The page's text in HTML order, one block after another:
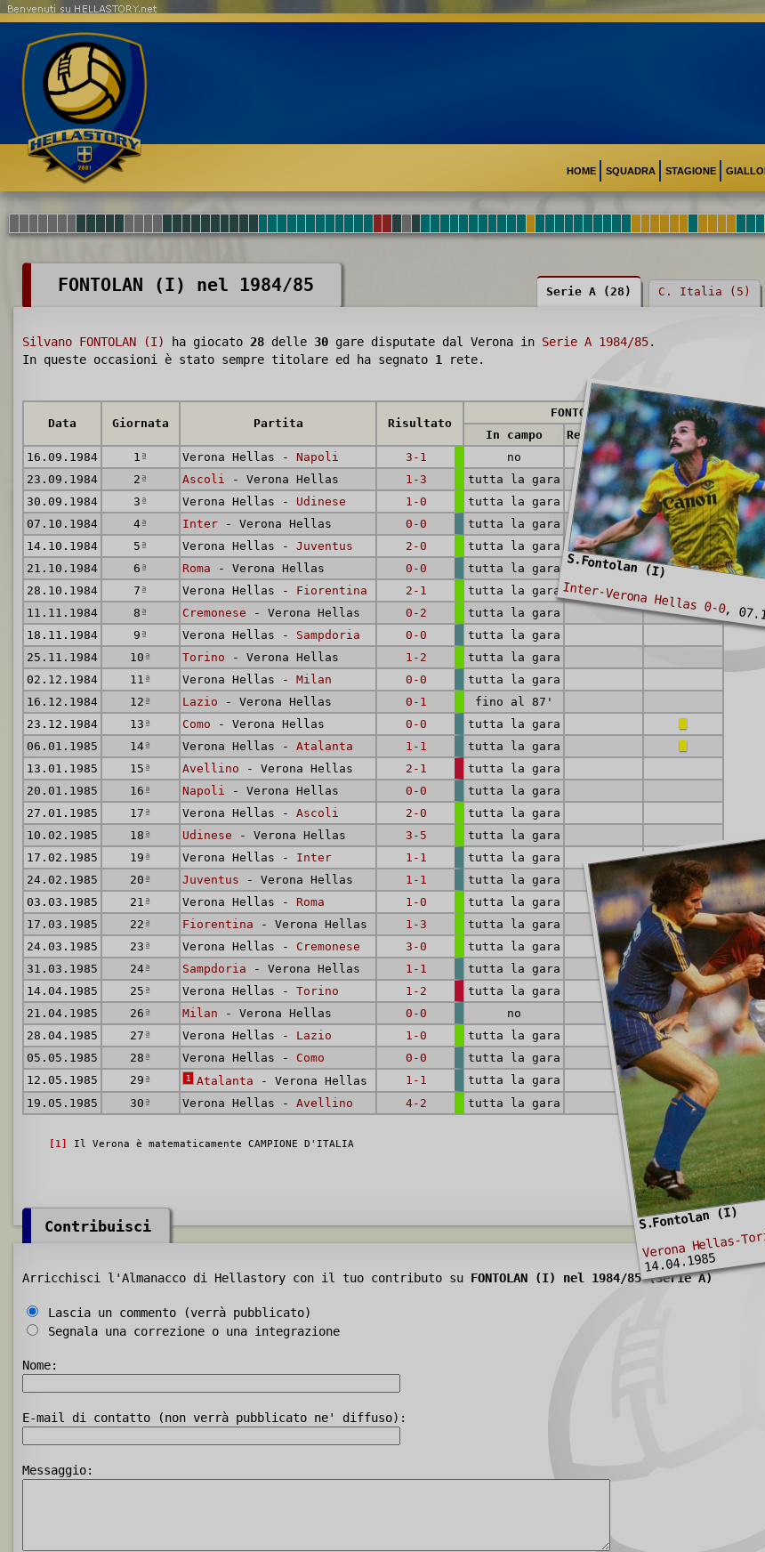
HOME SQUADRA STAGIONE
Benvenuti su HELLASTORY.net
FONTOLAN (I) nel 1984/85 Serie A (28) C. Italia (5)
S.Fontolan (I)
Inter-Verona Hellas 0-0,
S.Fontolan (I)
Verona Hellas-
14.04.1985
Silvano FONTOLAN (I) ha giocato 28 delle 30 gare disputate dal Verona in Serie A 1984/85.
In queste occasioni è stato sempre titolare ed ha segnato 1 rete.
Data Giornata Partita Risultato
FONTOLAN (I)
In campo
Reti (rig.)
Cartellini
16.09.1984
1 ª Verona Hellas - Napoli 3-1
no
23.09.1984
2 ª Ascoli - Verona Hellas 1-3
tutta la gara
30.09.1984
3 ª Verona Hellas - Udinese 1-0
tutta la gara
07.10.1984
4ª Inter - Verona Hellas 0-0
tutta la gara
14.10.1984
5 ª Verona Hellas - Juventus 2-0
tutta la gara
21.10.1984
6 ª Roma - Verona Hellas 0-0
tutta la gara
28.10.1984
7 ª Verona Hellas - Fiorentina 2-1
tutta la gara
11.11.1984
8 ª Cremonese - Verona Hellas 0-2
tutta la gara
18.11.1984
9 ª Verona Hellas - Sampdoria 0-0
tutta la gara
25.11.1984
10 ª Torino - Verona Hellas 1-2
tutta la gara
02.12.1984
11 ª Verona Hellas - Milan 0-0
tutta la gara
16.12.1984
12 ª Lazio - Verona Hellas 0-1
fino al 87'
23.12.1984
13 ª Como - Verona Hellas 0-0
tutta la gara
06.01.1985
14ª Verona Hellas - Atalanta 1-1
tutta la gara
13.01.1985
15 ª Avellino - Verona Hellas 2-1
tutta la gara
20.01.1985
16 ª Napoli - Verona Hellas 0-0
tutta la gara
27.01.1985
17 ª Verona Hellas - Ascoli 2-0
tutta la gara
10.02.1985
18 ª Udinese - Verona Hellas 3-5
tutta la gara
17.02.1985
19 ª Verona Hellas - Inter 1-1
tutta la gara
24.02.1985
20 ª Juventus - Verona Hellas 1-1
tutta la gara
03.03.1985
21 ª Verona Hellas - Roma 1-0
tutta la gara
17.03.1985
22 ª Fiorentina - Verona Hellas 1-3 tutta la gara
1
24.03.1985
23 ª Verona Hellas - Cremonese 3-0
tutta la gara
31.03.1985
24ª Sampdoria - Verona Hellas 1-1
tutta la gara
14.04.1985
25 ª Verona Hellas - Torino 1-2
tutta la gara
21.04.1985
26 ª Milan - Verona Hellas 0-0
no
28.04.1985
27 ª Verona Hellas - Lazio 1-0
tutta la gara
05.05.1985
28 ª Verona Hellas - Como 0-0
tutta la gara
12.05.1985
29 ª 1 Atalanta - Verona Hellas 1-1
tutta la gara
19.05.1985
30 ª Verona Hellas - Avellino 4-2 tutta la gara
[1] Il Verona è matematicamente CAMPIONE D'ITALIA
Contribuisci
Arricchisci l'Almanacco di Hellastory con il tuo contributo su FONTOLAN (I) nel 1984/85 (Serie A)
Lascia un commento (verrà pubblicato)
Segnala una correzione o una integrazione
Nome:
E-mail di contatto (non verrà pubblicato ne' diffuso):
Messaggio: